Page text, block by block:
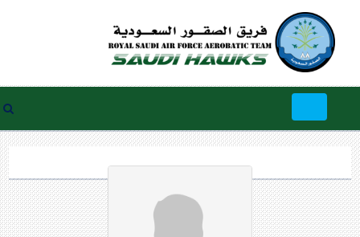
navigation